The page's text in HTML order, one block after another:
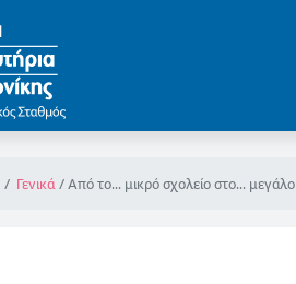
Γενικά Από το... μικρό σχολείο στο... μεγάλο